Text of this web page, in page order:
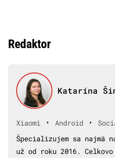
Redaktor
Katarína
Xiaomi • Android •
Špecializujem sa najmä
už od roku 2016.